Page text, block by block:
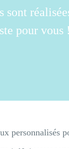
sont
pour vous !
personnalisés